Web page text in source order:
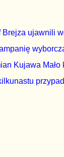
Brejza ujawnili
Kujawa Mało